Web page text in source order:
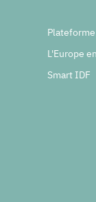
L'Europe
Smart IDF